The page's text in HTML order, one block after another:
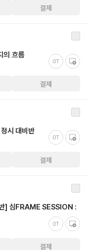
결제
의 흐름
OT
결제
시 대비반
OT
결제
] 심FRAME SESSION :
OT
결제